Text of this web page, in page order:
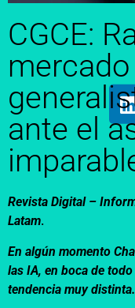
CGCE:
ante el
Revista Digital –
Latam.
En algún momento
las IA, en boca de
tendencia muy distinta.